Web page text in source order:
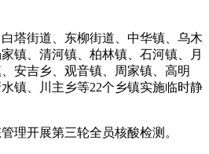
塔街道、东柳街道、中华镇、乌木
镇、清河镇、柏林镇、石河镇、月
安吉乡、观音镇、周家镇、高明
镇、川主乡等22个乡镇实施临时静
理开展第三轮全员核酸检测。